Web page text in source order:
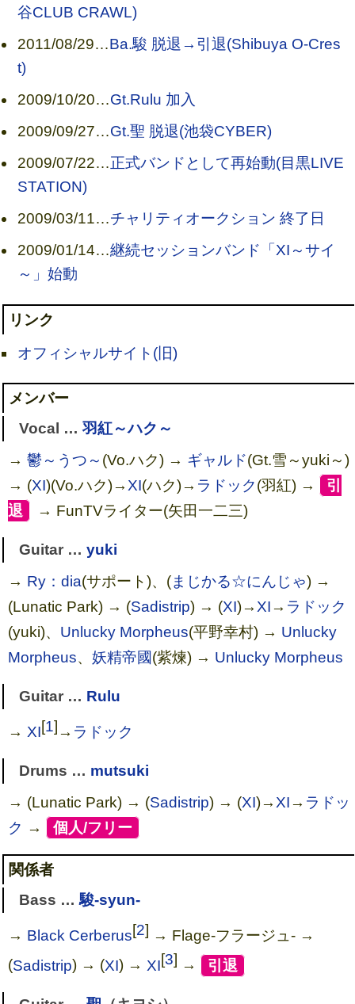
谷CLUB CRAWL)
2011/08/29…Ba.駿 脱退→引退(Shibuya O-Cres
t)
2009/10/20…Gt.Rulu 加入
2009/09/27…Gt.聖 脱退(池袋CYBER)
2009/07/22…正式バンドとして再始動(目黒LIVE
STATION)
2009/03/11…チャリティオークション 終了日
2009/01/14…継続セッションバンド「XI～サイ
～」始動
リンク
オフィシャルサイト(旧)
メンバー
Vocal …羽紅～ハク～
→鬱～うつ～ (Vo.ハク) → ギャルド(Gt.雪～yuki～)
→ (XI)(Vo.ハク)→ XI(ハク)→ ラドック(羽紅) →
引
退
→ FunTVライター(矢田一二三)
Guitar … yuki
→ Ry：dia(サポート)、(まじかる☆にんじゃ) →
(Lunatic Park) → (Sadistrip) → (XI)→ XI→ ラドック
(yuki)、 Unlucky Morpheus(平野幸村) → Unlucky
Morpheus、妖精帝國(紫煉) → Unlucky Morpheus
Guitar … Rulu
→ XI[1]→ ラドック
Drums … mutsuki
→ (Lunatic Park) → (Sadistrip) → (XI)→ XI→ ラドッ
ク → [個人/フリー
関係者
Bass …駿-syun-
→ Black Cerberus[2] → Flage-フラージュ- →
(Sadistrip) → (XI) → XI[3] → 引退